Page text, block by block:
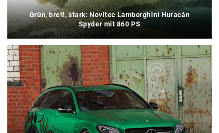
Grün, breit, stark: Novitec Lamborghini Huracán
Spyder mit 860 PS